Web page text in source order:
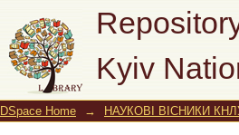
Kyiv
2014 рік
DSpace Home → НАУКОВІ ВІСНИКИ